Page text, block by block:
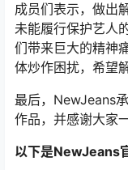
成员们表示，做出
未能履行保护艺人
们带来巨大的精神
体炒作困扰，希望
最后，NewJeans
作品，并感谢大家
以下是NewJeans